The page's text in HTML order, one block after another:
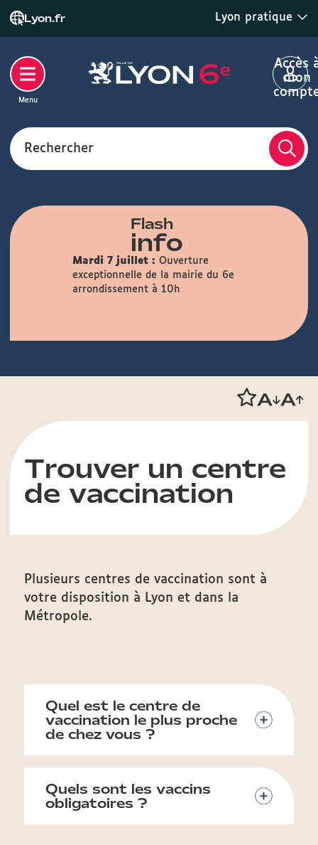
Lyon.fr Lyon pratique
Rechercher
Accès
mon
Menu
Flash
info
Mardi 7 juillet : Ouverture
exceptionnelle de la mairie du 6e
arrondissement à 10h
Trouver un centre
de vaccination
Plusieurs centres de vaccination sont à
votre disposition à Lyon et dans la
Métropole.
Quel est le centre de
vaccination le plus proche
de chez vous ?
Quels sont les vaccins
obligatoires ?